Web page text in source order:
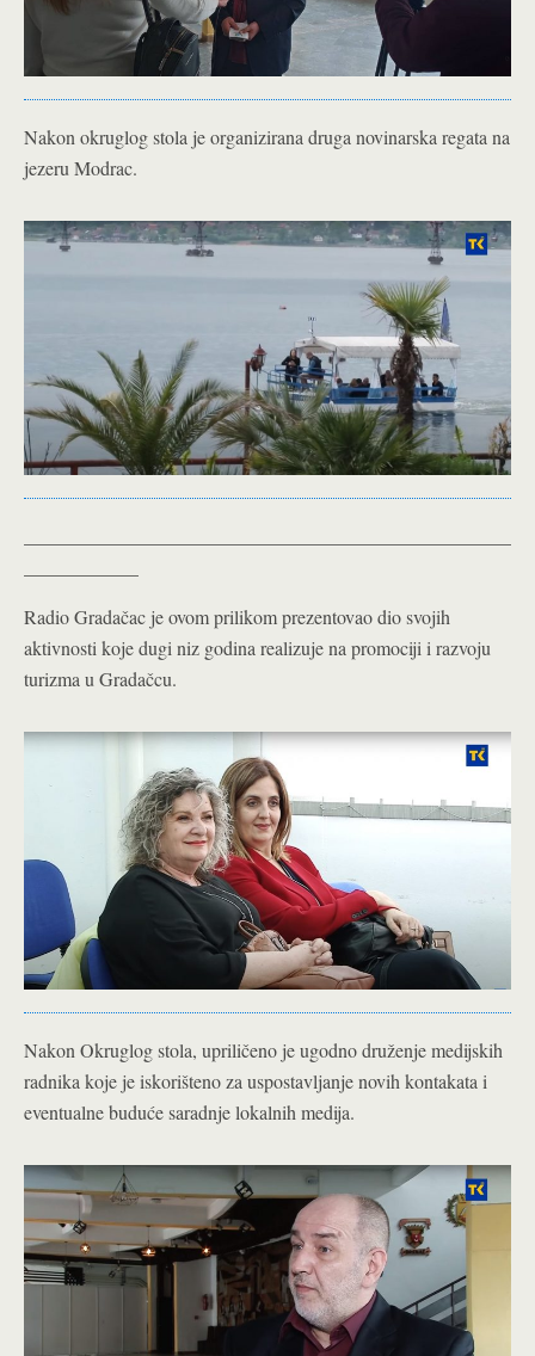
Nakon okruglog stola je organizirana druga novinarska regata na
jezeru Modrac.
Radio Gradačac je ovom prilikom prezentovao dio svojih
aktivnosti koje dugi niz godina realizuje na promociji i razvoju
turizma u Gradačcu.
Nakon Okruglog stola, upriličeno je ugodno druženje medijskih
radnika koje je iskorišteno za uspostavljanje novih kontakata i
eventualne buduće saradnje lokalnih medija.